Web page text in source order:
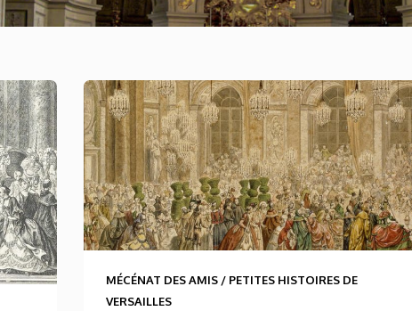
MÉCÉNAT DES AMIS/ PETITES HISTOIRES DE
VERSAILLES